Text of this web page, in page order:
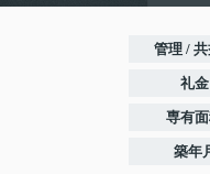
管理 /
礼金
専有
築年